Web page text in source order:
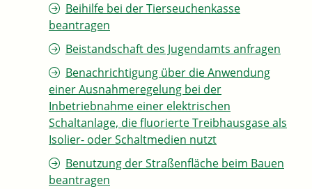
Beihilfe bei der Tierseuchenkasse
beantragen
Beistandschaft des Jugendamts anfragen
Benachrichtigung über die Anwendung
einer Ausnahmeregelung bei der
Inbetriebnahme einer elektrischen
Schaltanlage, die fluorierte Treibhausgase als
Isolier- oder Schaltmedien nutzt
Benutzung der Straßenfläche beim Bauen
beantragen